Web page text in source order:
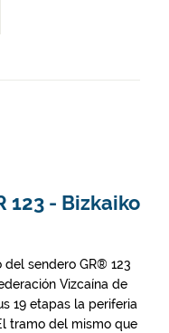
123 - Bizkaiko
sendero GR® 123
Vizcaína de
19 etapas la periferia
tramo del mismo que